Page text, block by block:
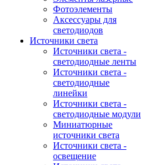
Фотоэлементы
Аксессуары для
светодиодов
Источники света
Источники света -
светодиодные ленты
Источники света -
светодиодные
линейки
Источники света -
светодиодные модули
Миниатюрные
источники света
Источники света -
освещение